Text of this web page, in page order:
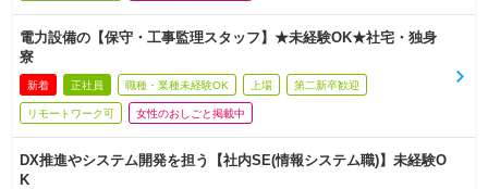
電力設備の【保守・工事監理スタッフ】★未経験OK★社宅・独身
寮
新着 正社員 職種・業種未経験OK 上場 第二新卒歓迎
リモートワーク可 女性のおしごと掲載中
DX推進やシステム開発を担う【社内SE(情報システム職)】未経験O
K